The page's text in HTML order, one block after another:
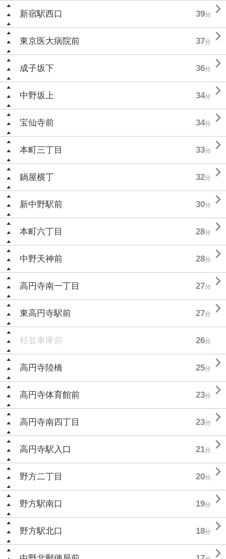
新宿駅西口 39分 
東京医大病院前 37分 
成子坂下 36分 
中野坂上 34分 
宝仙寺前 34分 
本町三丁目 33分 
鍋屋横丁 32分 
新中野駅前 30分 
本町六丁目 28分 
中野天神前 28分 
高円寺南一丁目 27分 
東高円寺駅前 27分 
杉並車庫前 26分
高円寺陸橋 25分 
高円寺体育館前 23分 
高円寺南四丁目 23分 
高円寺駅入口 21分 
野方二丁目 20分 
野方駅南口 19分 
野方駅北口 18分 
